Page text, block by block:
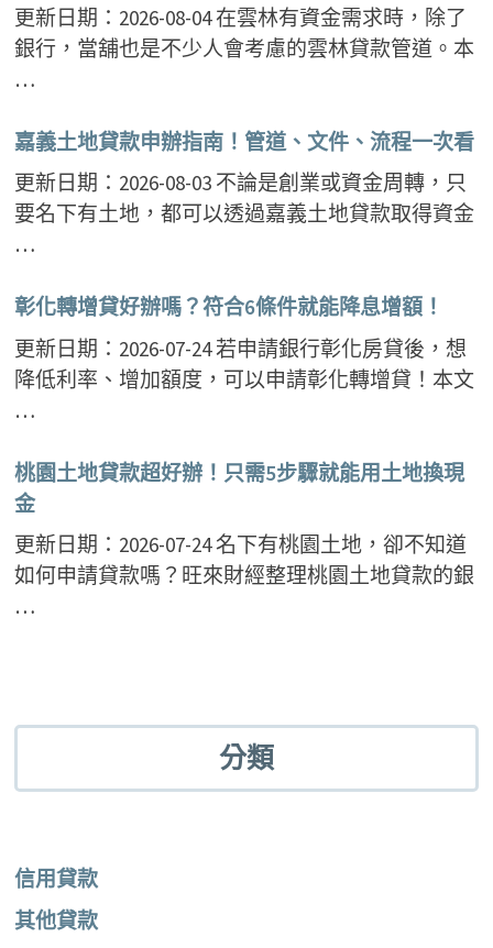
更新日期：2026-08-04 在雲林有資金需求時，除了
銀行，當舖也是不少人會考慮的雲林貸款管道。本
…
嘉義土地貸款申辦指南！管道、文件、流程一次看
更新日期：2026-08-03 不論是創業或資金周轉，只
要名下有土地，都可以透過嘉義土地貸款取得資金
…
彰化轉增貸好辦嗎？符合6條件就能降息增額！
更新日期：2026-07-24 若申請銀行彰化房貸後，想
降低利率、增加額度，可以申請彰化轉增貸！本文
…
桃園土地貸款超好辦！只需5步驟就能用土地換現
金
更新日期：2026-07-24 名下有桃園土地，卻不知道
如何申請貸款嗎？旺來財經整理桃園土地貸款的銀
…
分類
信用貸款
其他貸款